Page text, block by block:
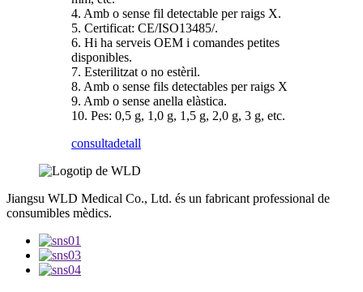
4. Amb o sense fil detectable per raigs X.
5. Certificat: CE/ISO13485/.
6. Hi ha serveis OEM i comandes petites
disponibles.
7. Esterilitzat o no estèril.
8. Amb o sense fils detectables per raigs X
9. Amb o sense anella elàstica.
10. Pes: 0,5 g, 1,0 g, 1,5 g, 2,0 g, 3 g, etc.
consultadetall
Jiangsu WLD Medical Co., Ltd. és un fabricant professional de
consumibles mèdics.